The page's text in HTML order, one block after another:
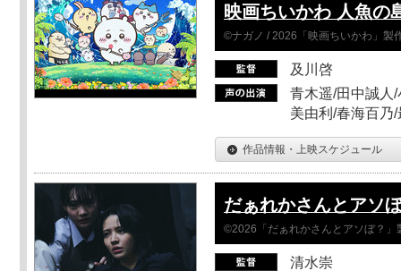
映画ちいかわ 人魚の
©ナガノ / 2026「映画ちいかわ」製
及川啓
青木遥/田中誠人
美由利/春海百乃
作品情報・上映スケジュール
だぁれかさんとアソ
©2026「だぁれかさんとアソぼ？」
清水崇